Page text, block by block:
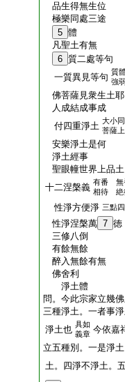
品生得無生位
極樂同處三途
5 體
凡聖土有無
6 質二處等句
一質異見等句 質
強
佛菩薩見衆生土耶
人成結成事成
付四重淨土 大小
菩薩
安樂淨土是何
淨土經事
聖眼幢世界上品土
十二涅槃義 有番 無
相待 絶
性淨方便淨 三點四
性淨涅槃萬 7 徳
三修八倒
有餘無餘
醉入無餘有無
佛舍利
淨土體
問。今此宗家立幾
三種淨土。一者事
淨土也 具如
義章 今依嘉
立五種別。一是淨
土。四淨不淨土。